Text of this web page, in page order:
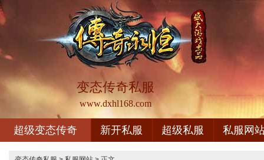
变态传奇私服
www.dxhl168.com
超级变态传奇 新开私服 超级私服 私服网